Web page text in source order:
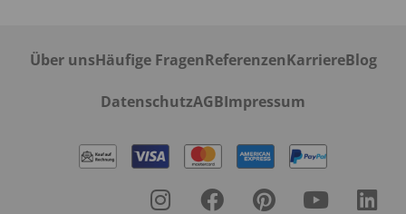
Über unsHäufige FragenReferenzenKarriereBlog
DatenschutzAGBImpressum